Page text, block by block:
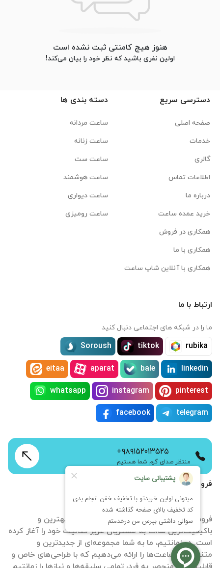
هنوز هیچ کامنتی ثبت نشده است
اولین نفری باشید که نظر خود را بیان می‌کند!
فروشگاه اینترنتی زمانتیم
فروشگاه آنلاین ساعت زمانتیم با هدف ارائه بهترین و
باکیفیت‌ترین ساات‌ به مشتریان عزیز فعالیت خود را آغاز کرده
است. در زمانتیم، ما به شما مجموعه‌ای از جدیدترین و
متنوع‌ترین ساعت‌ها را ارائه می‌دهیم که با طراحی‌های خاص و
دسترسی سریع
صفحه اصلی
خدمات
گالری
اطلاعات تماس
درباره ما
خرید عمده ساعت
همکاری در فروش
همکاری با ما
همکاری با آنلاین شاپ ساعت
دسته بندی ها
ساعت مردانه
ساعت زنانه
ساعت ست
ساعت هوشمند
ساعت دیواری
ساعت رومیزی
ارتباط با ما
ما را در شبکه های اجتماعی دنبال کنید
rubika
tiktok
Soroush
linkedin
bale
aparat
eitaa
pinterest
instagram
whatsapp
telegram
facebook
+۹۸۹۱۵۲۰۱۳۵۲۵
منتظر صدای گرم شما هستیم